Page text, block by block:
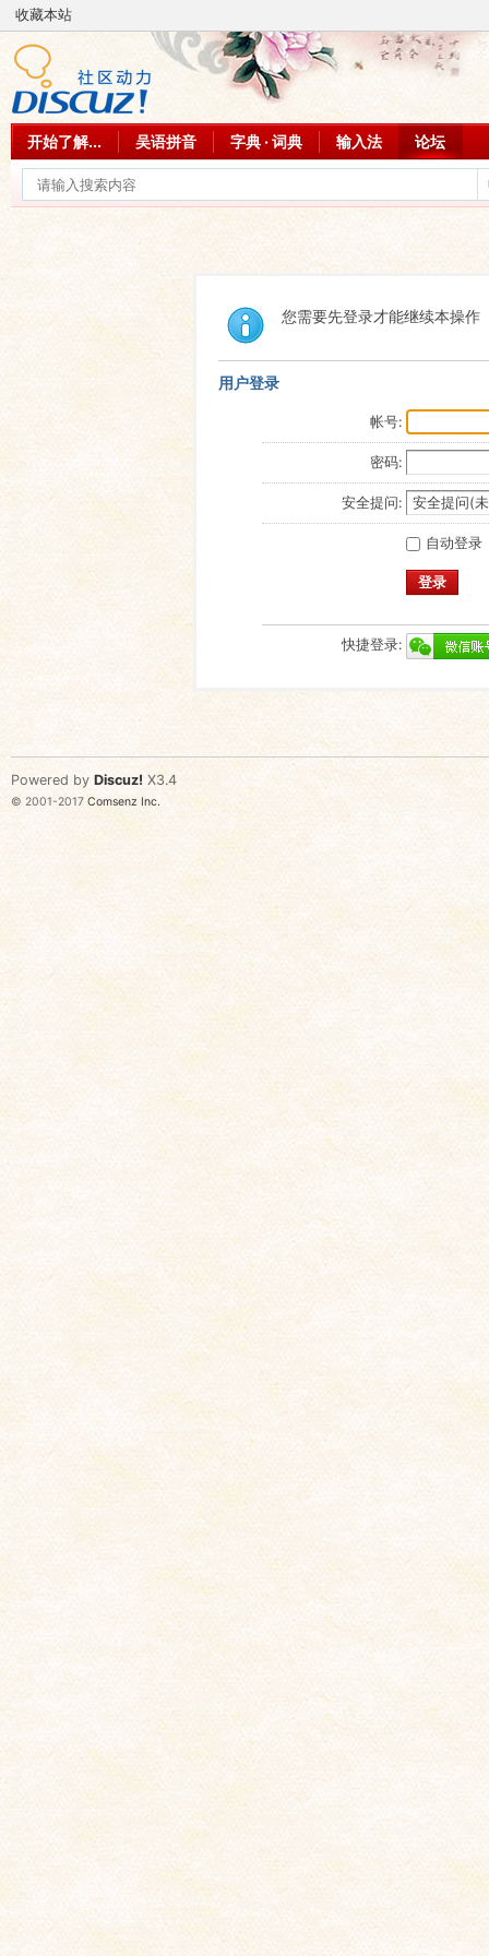
收藏本站
开始了解... 吴语拼音 字典 · 词典 输入法 论坛
您需要先登录才能继续本操作
用户登录
帐号:
密码:
安全提问:
自动登录
登录
快捷登录:
Powered by Discuz! X3.4
© 2001-2017 Comsenz Inc.